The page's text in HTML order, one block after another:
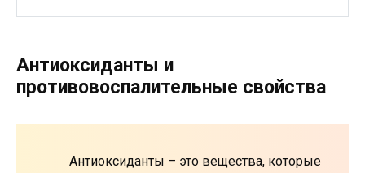
Антиоксиданты и
противовоспалительные свойства
Антиоксиданты – это вещества, которые